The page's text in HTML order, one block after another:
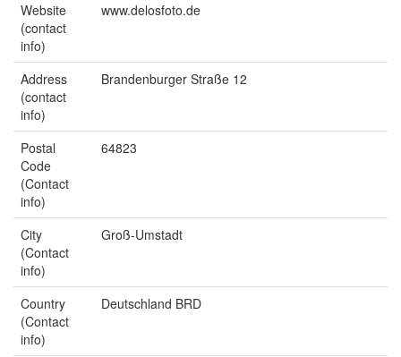
Website
(contact
info)
www.delosfoto.de
Address
(contact
info)
Brandenburger Straße 12
Postal
Code
(Contact
info)
64823
City
(Contact
info)
Groß-Umstadt
Country
(Contact
info)
Deutschland BRD